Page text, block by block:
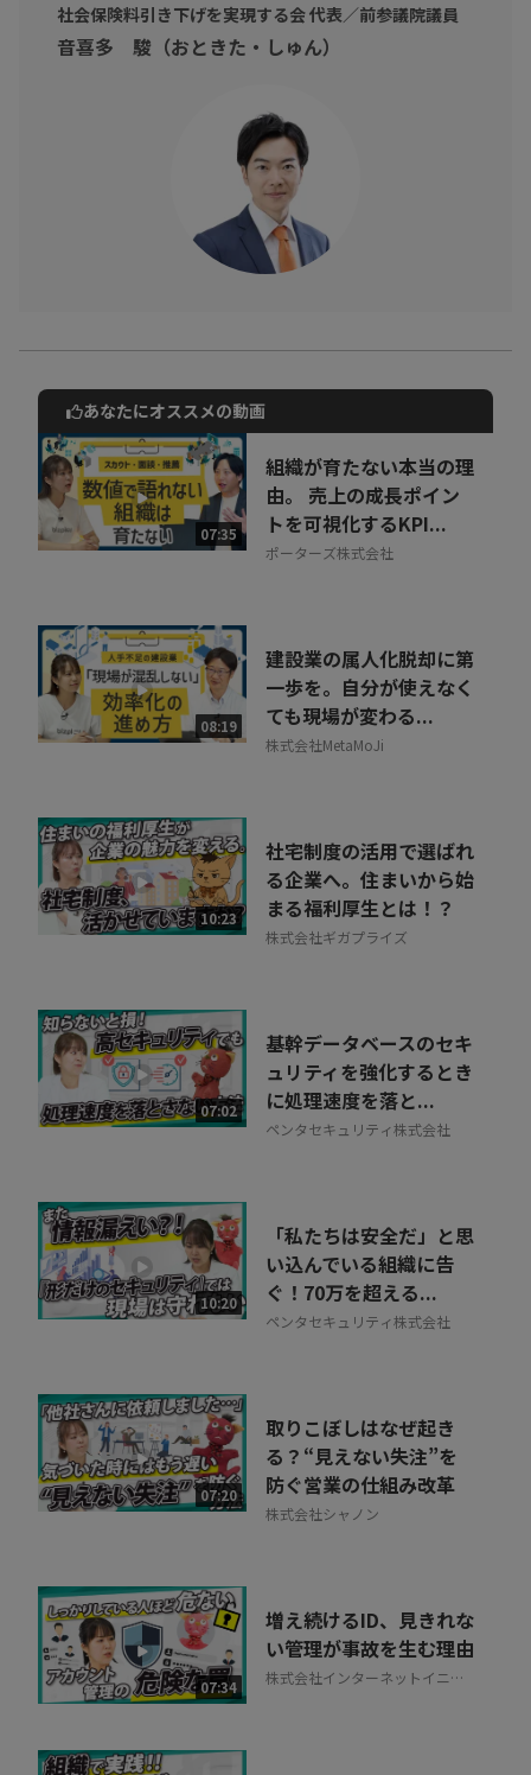
社会保険料引き下げを実現する会 代表／前参議院議員
音喜多 駿（おときた・しゅん）
動画でご紹介しているサービスについて
お気軽にご相談・ご質問いただけます！
30秒でお申し込み可能
相談を希望する 無料
あなたにオススメの動画
07:35
組織が育たない本当の理
由。 売上の成長ポイン
トを可視化するKPI...
ポーターズ株式会社
08:19
建設業の属人化脱却に第
一歩を。自分が使えなく
ても現場が変わる...
株式会社MetaMoJi
10:23
社宅制度の活用で選ばれ
る企業へ。住まいから始
まる福利厚生とは！？
株式会社ギガプライズ
07:02
基幹データベースのセキ
ュリティを強化するとき
に処理速度を落と...
ペンタセキュリティ株式会社
10:20
「私たちは安全だ」と思
い込んでいる組織に告
ぐ！70万を超える...
ペンタセキュリティ株式会社
07:20
取りこぼしはなぜ起き
る？“見えない失注”を
防ぐ営業の仕組み改革
株式会社シャノン
07:34
増え続けるID、見きれな
い管理が事故を生む理由
株式会社インターネットイニシ